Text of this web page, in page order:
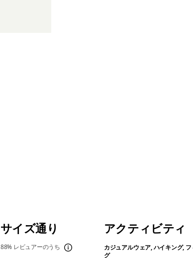
サイズ通り
88% レビュアーのうち
アクティビティ
カジュアルウェア, ハイキング,
グ